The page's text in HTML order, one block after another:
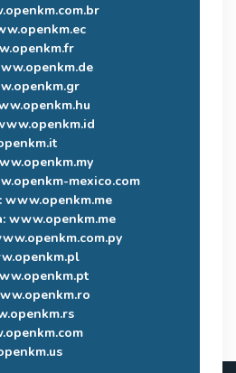
mexico.com
www.openkm.me
www.openkm.me